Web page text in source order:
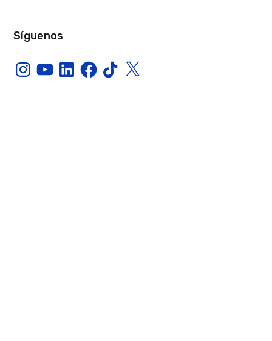
Síguenos
InstagramYouTubeLinkedInFacebook
TikTokX